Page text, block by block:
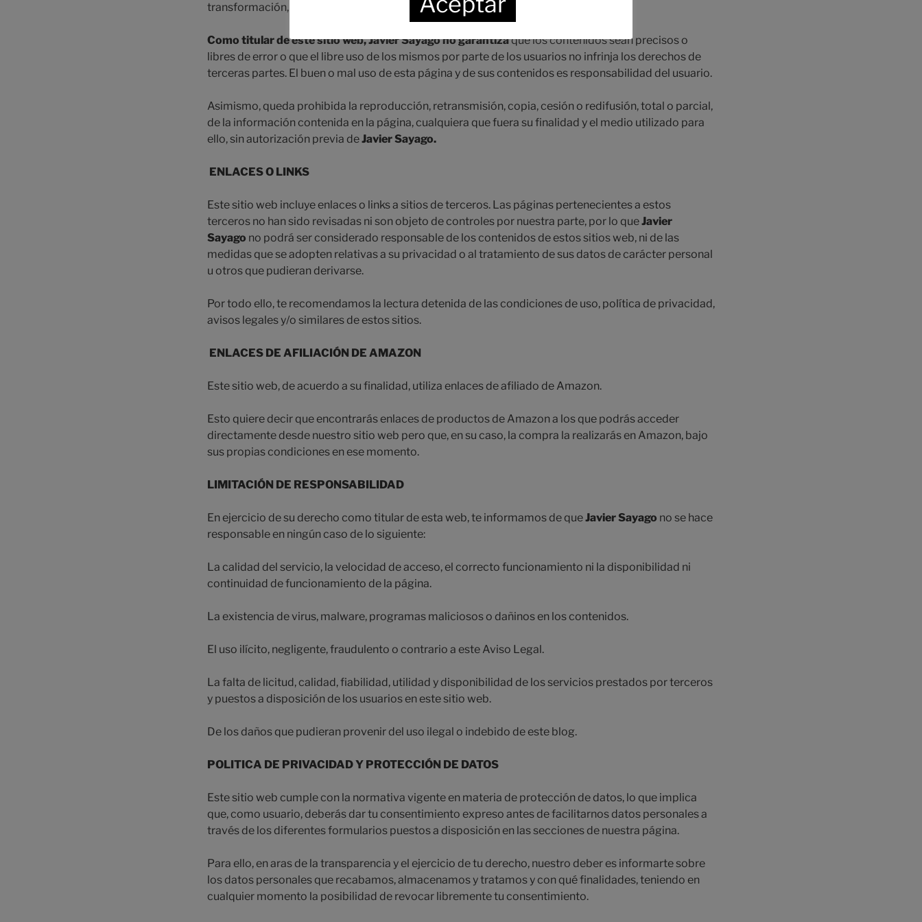
transformación, salvo para uso personal y privado.
Como titular de este sitio web, Javier Sayago no garantizaque los contenidos sean precisos o
libres de error o que el libre uso de los mismos por parte de los usuarios no infrinja los derechos de
terceras partes. El buen o mal uso de esta página y de sus contenidos es responsabilidad del usuario.
Asimismo, queda prohibida la reproducción, retransmisión, copia, cesión o redifusión, total o parcial,
de la información contenida en la página, cualquiera que fuera su finalidad y el medio utilizado para
ello, sin autorización previa deJavier Sayago.
ENLACES O LINKS
Este sitio web incluye enlaces o links a sitios de terceros. Las páginas pertenecientes a estos
terceros no han sido revisadas ni son objeto de controles por nuestra parte, por lo queJavier
Sayago no podrá ser considerado responsable de los contenidos de estos sitios web, ni de las
medidas que se adopten relativas a su privacidad o al tratamiento de sus datos de carácter personal
u otros que pudieran derivarse.
Por todo ello, te recomendamos la lectura detenida de las condiciones de uso, política de privacidad,
avisos legales y/o similares de estos sitios.
ENLACES DE AFILIACIÓN DE AMAZON
Este sitio web, de acuerdo a su finalidad, utiliza enlaces de afiliado de Amazon.
Esto quiere decir que encontrarás enlaces de productos de Amazon a los que podrás acceder
directamente desde nuestro sitio web pero que, en su caso, la compra la realizarás en Amazon, bajo
sus propias condiciones en ese momento.
LIMITACIÓN DE RESPONSABILIDAD
En ejercicio de su derecho como titular de esta web, te informamos de queJavier Sayago no se hace
responsable en ningún caso de lo siguiente:
La calidad del servicio, la velocidad de acceso, el correcto funcionamiento ni la disponibilidad ni
continuidad de funcionamiento de la página.
La existencia de virus, malware, programas maliciosos o dañinos en los contenidos.
El uso ilícito, negligente, fraudulento o contrario a este Aviso Legal.
La falta de licitud, calidad, fiabilidad, utilidad y disponibilidad de los servicios prestados por terceros
y puestos a disposición de los usuarios en este sitio web.
De los daños que pudieran provenir del uso ilegal o indebido de este blog.
POLITICA DE PRIVACIDAD Y PROTECCIÓN DE DATOS
Este sitio web cumple con la normativa vigente en materia de protección de datos, lo que implica
que, como usuario, deberás dar tu consentimiento expreso antes de facilitarnos datos personales a
través de los diferentes formularios puestos a disposición en las secciones de nuestra página.
Para ello, en aras de la transparencia y el ejercicio de tu derecho, nuestro deber es informarte sobre
los datos personales que recabamos, almacenamos y tratamos y con qué finalidades, teniendo en
cualquier momento la posibilidad de revocar libremente tu consentimiento.